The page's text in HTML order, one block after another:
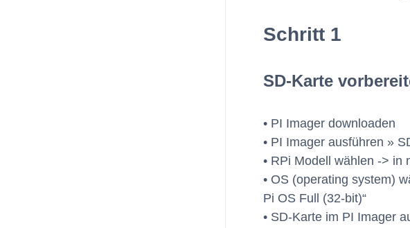
Schritt 1
SD-Karte
• PI Imager downloaden
• PI Imager ausführen »
• RPi Modell wählen -> in
• OS (operating system)
Pi OS Full (32-bit)“
• SD-Karte im PI Imager